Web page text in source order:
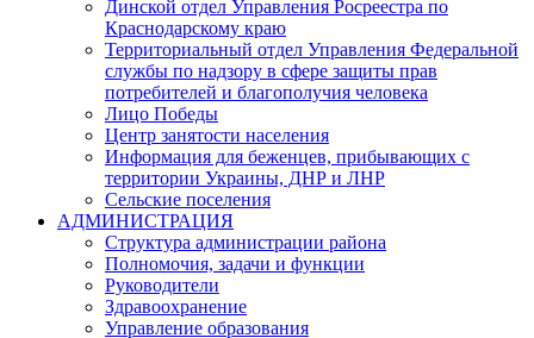
Динской отдел Управления Росреестра по
Краснодарскому краю
Территориальный отдел Управления Федеральной
службы по надзору в сфере защиты прав
потребителей и благополучия человека
Лицо Победы
Центр занятости населения
Информация для беженцев, прибывающих с
территории Украины, ДНР и ЛНР
Сельские поселения
АДМИНИСТРАЦИЯ
Структура администрации района
Полномочия, задачи и функции
Руководители
Здравоохранение
Управление образования